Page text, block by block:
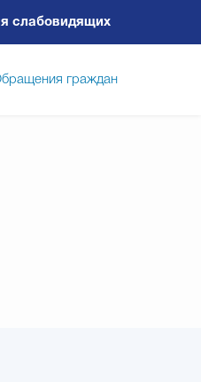
слабовидящих
граждан